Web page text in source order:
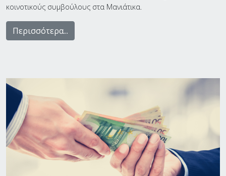
κοινοτικούς συμβούλους στα Μανιάτικα.
Περισσότερα...